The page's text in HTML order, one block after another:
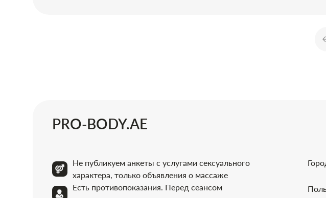
PRO-BODY.AE
Не публикуем анкеты с услугами сексуального
характера, только объявления о массаже
Есть противопоказания. Перед сеансом